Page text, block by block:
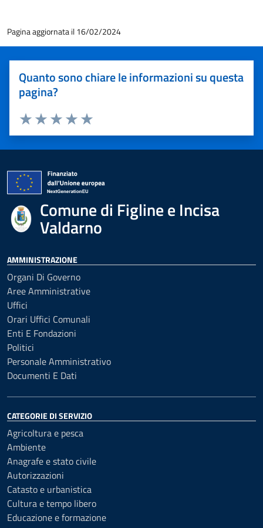
Pagina aggiornata il 16/02/2024
Quanto sono chiare le informazioni su questa
pagina?
Valuta 5 stelle su 5
Valuta 4 stelle su 5
Valuta 3 stelle su 5
Valuta 2 stelle su 5
Valuta 1 stelle su 5
Comune di Figline e Incisa
Valdarno
AMMINISTRAZIONE
Organi Di Governo
Aree Amministrative
Uffici
Orari Uffici Comunali
Enti E Fondazioni
Politici
Personale Amministrativo
Documenti E Dati
CATEGORIE DI SERVIZIO
Agricoltura e pesca
Ambiente
Anagrafe e stato civile
Autorizzazioni
Catasto e urbanistica
Cultura e tempo libero
Educazione e formazione